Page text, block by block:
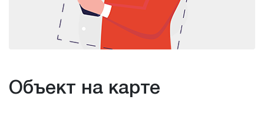
Объект на карте